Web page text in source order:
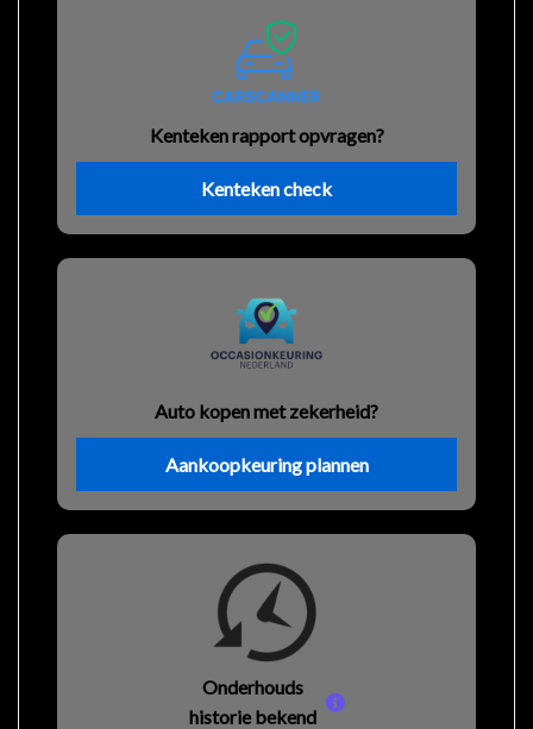
Kenteken rapport opvragen?
Kenteken check
Auto kopen met zekerheid?
Aankoopkeuring plannen
Onderhouds
historie bekend